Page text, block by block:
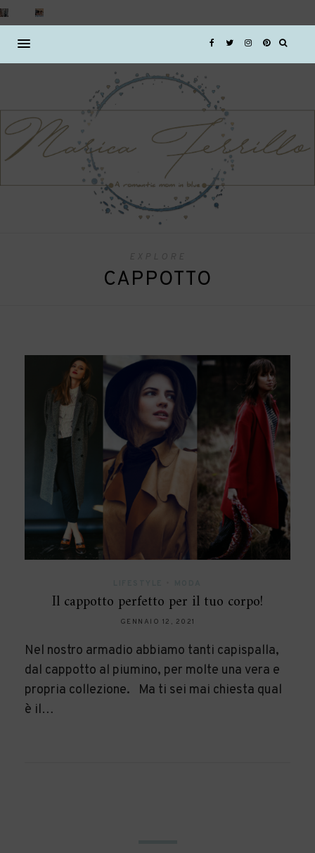
CAPPOTTO
Il cappotto perfetto per il tuo corpo!
GENNAIO 12, 2021
Nel nostro armadio abbiamo tanti capispalla,
dal cappotto al piumino, per molte una vera e
propria collezione. Ma ti sei mai chiesta qual
è il…